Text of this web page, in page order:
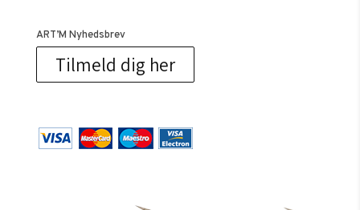
ART’M Nyhedsbrev
Tilmeld dig her